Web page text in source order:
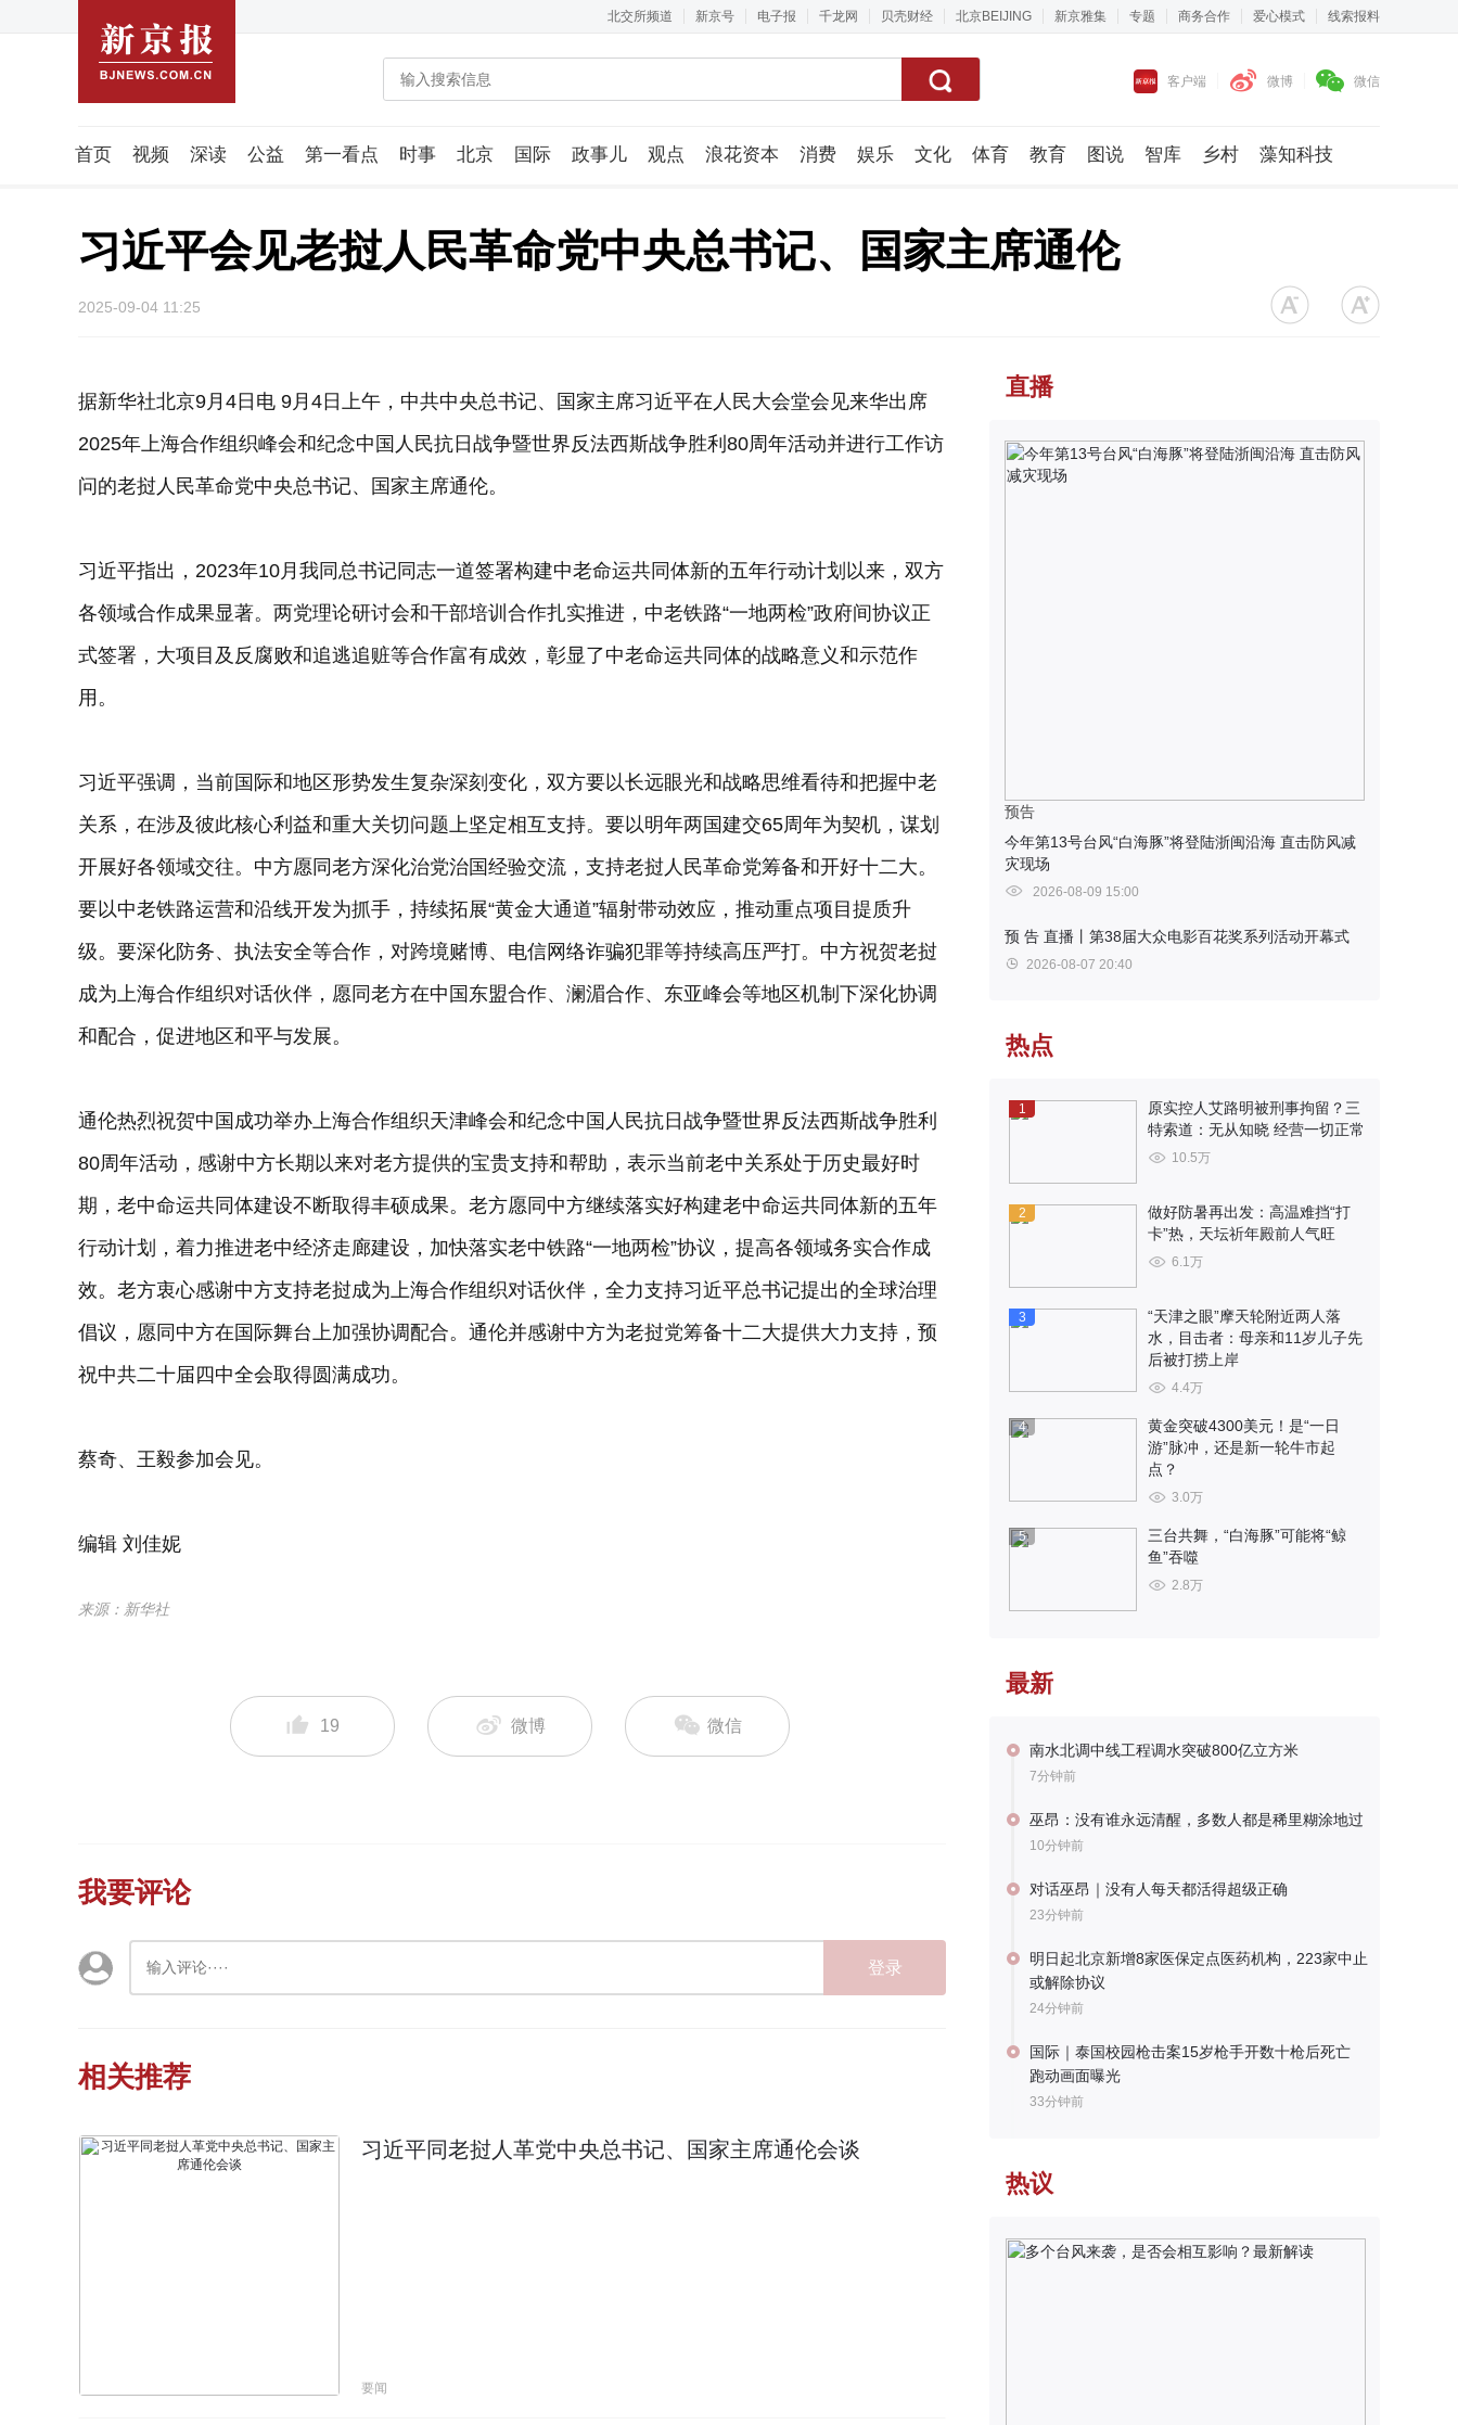
北交所频道 新京号 电子报 千龙网 贝壳财经 北京BEIJING 新京雅集 专题 商务合作 爱心模式 线索报料
客户端 微博 微信
首页 视频 深读 公益 第一看点 时事 北京 国际 政事儿 观点 浪花资本 消费 娱乐 文化 体育 教育 图说 智库 乡村 藻知科技
习近平会见老挝人民革命党中央总书记、国家主席通伦
2025-09-04 11:25
据新华社北京9月4日电 9月4日上午，中共中央总书记、国家主席习近平在人民大会堂会见来华出席
2025年上海合作组织峰会和纪念中国人民抗日战争暨世界反法西斯战争胜利80周年活动并进行工作访
问的老挝人民革命党中央总书记、国家主席通伦。
习近平指出，2023年10月我同总书记同志一道签署构建中老命运共同体新的五年行动计划以来，双方
各领域合作成果显著。两党理论研讨会和干部培训合作扎实推进，中老铁路“一地两检”政府间协议正
式签署，大项目及反腐败和追逃追赃等合作富有成效，彰显了中老命运共同体的战略意义和示范作
用。
习近平强调，当前国际和地区形势发生复杂深刻变化，双方要以长远眼光和战略思维看待和把握中老
关系，在涉及彼此核心利益和重大关切问题上坚定相互支持。要以明年两国建交65周年为契机，谋划
开展好各领域交往。中方愿同老方深化治党治国经验交流，支持老挝人民革命党筹备和开好十二大。
要以中老铁路运营和沿线开发为抓手，持续拓展“黄金大通道”辐射带动效应，推动重点项目提质升
级。要深化防务、执法安全等合作，对跨境赌博、电信网络诈骗犯罪等持续高压严打。中方祝贺老挝
成为上海合作组织对话伙伴，愿同老方在中国东盟合作、澜湄合作、东亚峰会等地区机制下深化协调
和配合，促进地区和平与发展。
通伦热烈祝贺中国成功举办上海合作组织天津峰会和纪念中国人民抗日战争暨世界反法西斯战争胜利
80周年活动，感谢中方长期以来对老方提供的宝贵支持和帮助，表示当前老中关系处于历史最好时
期，老中命运共同体建设不断取得丰硕成果。老方愿同中方继续落实好构建老中命运共同体新的五年
行动计划，着力推进老中经济走廊建设，加快落实老中铁路“一地两检”协议，提高各领域务实合作成
效。老方衷心感谢中方支持老挝成为上海合作组织对话伙伴，全力支持习近平总书记提出的全球治理
倡议，愿同中方在国际舞台上加强协调配合。通伦并感谢中方为老挝党筹备十二大提供大力支持，预
祝中共二十届四中全会取得圆满成功。
蔡奇、王毅参加会见。
编辑 刘佳妮
来源：新华社
19 微博 微信
我要评论
登录
相关推荐
习近平同老挝人革党中央总书记、国家主席通伦会谈
要闻
直播
预告
今年第13号台风“白海豚”将登陆浙闽沿海 直击防风减
灾现场
2026-08-09 15:00
预 告 直播丨第38届大众电影百花奖系列活动开幕式
2026-08-07 20:40
热点
1
原实控人艾路明被刑事拘留？三
特索道：无从知晓 经营一切正常
10.5万
2
做好防暑再出发：高温难挡“打
卡”热，天坛祈年殿前人气旺
6.1万
3
“天津之眼”摩天轮附近两人落
水，目击者：母亲和11岁儿子先
后被打捞上岸
4.4万
4
黄金突破4300美元！是“一日
游”脉冲，还是新一轮牛市起
点？
3.0万
5
三台共舞，“白海豚”可能将“鲸
鱼”吞噬
2.8万
最新
南水北调中线工程调水突破800亿立方米
7分钟前
巫昂：没有谁永远清醒，多数人都是稀里糊涂地过
10分钟前
对话巫昂｜没有人每天都活得超级正确
23分钟前
明日起北京新增8家医保定点医药机构，223家中止
或解除协议
24分钟前
国际｜泰国校园枪击案15岁枪手开数十枪后死亡
跑动画面曝光
33分钟前
热议